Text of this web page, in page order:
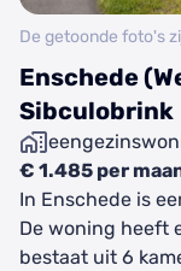
Enschede
Sibculobrink
€ 1.485 per
De getoonde foto's
In Enschede is
De woning heeft
bestaat uit 6